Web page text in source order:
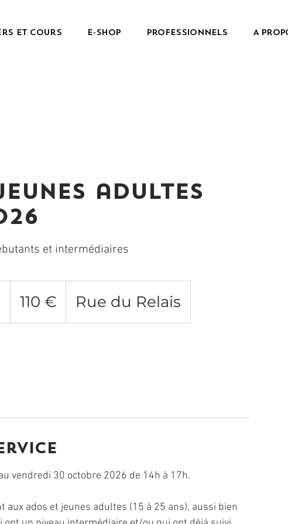
et cours e-Shop Professionnels A
adultes
et intermédiaires
o
n
c
l
e
110 € Rue du Relais
vendredi 30 octobre 2026 de 14h à 17h.
ados et jeunes adultes (15 à 25 ans), aussi bien